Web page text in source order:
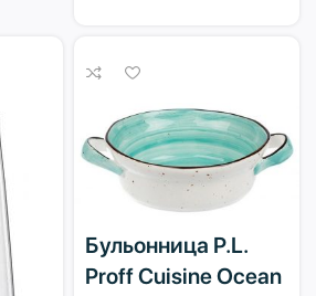
Бульонница P.L.
Proff Cuisine Ocean